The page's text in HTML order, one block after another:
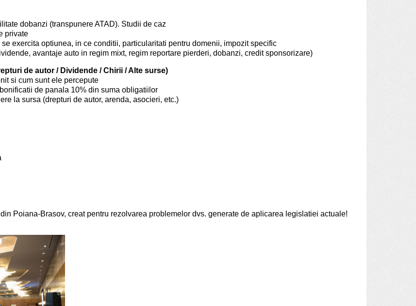
dobanzi (transpunere ATAD). Studii de caz
private
exercita optiunea, in ce conditii, particularitati pentru domenii, impozit specific
avantaje auto in regim mixt, regim reportare pierderi, dobanzi, credit sponsorizare)
de autor / Dividende / Chirii / Alte surse)
si cum sunt ele percepute
de panala 10% din suma obligatiilor
la sursa (drepturi de autor, arenda, asocieri, etc.)
Poiana-Brasov, creat pentru rezolvarea problemelor dvs. generate de aplicarea legislatiei actuale!